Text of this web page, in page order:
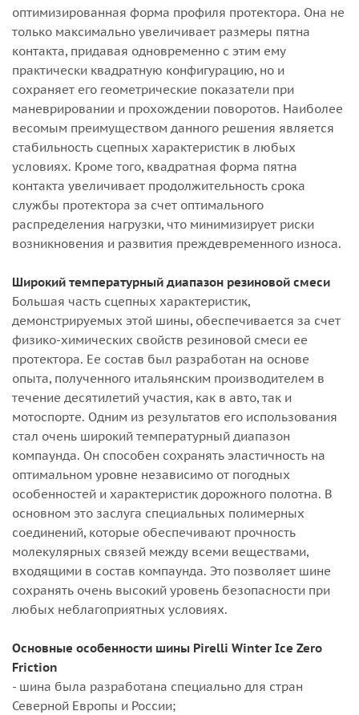
оптимизированная форма профиля протектора. Она не
только максимально увеличивает размеры пятна
контакта, придавая одновременно с этим ему
практически квадратную конфигурацию, но и
сохраняет его геометрические показатели при
маневрировании и прохождении поворотов. Наиболее
весомым преимуществом данного решения является
стабильность сцепных характеристик в любых
условиях. Кроме того, квадратная форма пятна
контакта увеличивает продолжительность срока
службы протектора за счет оптимального
распределения нагрузки, что минимизирует риски
возникновения и развития преждевременного износа.
Широкий температурный диапазон резиновой смеси
Большая часть сцепных характеристик,
демонстрируемых этой шины, обеспечивается за счет
физико-химических свойств резиновой смеси ее
протектора. Ее состав был разработан на основе
опыта, полученного итальянским производителем в
течение десятилетий участия, как в авто, так и
мотоспорте. Одним из результатов его использования
стал очень широкий температурный диапазон
компаунда. Он способен сохранять эластичность на
оптимальном уровне независимо от погодных
особенностей и характеристик дорожного полотна. В
основном это заслуга специальных полимерных
соединений, которые обеспечивают прочность
молекулярных связей между всеми веществами,
входящими в состав компаунда. Это позволяет шине
сохранять очень высокий уровень безопасности при
любых неблагоприятных условиях.
Основные особенности шины Pirelli Winter Ice Zero
Friction
- шина была разработана специально для стран
Северной Европы и России;